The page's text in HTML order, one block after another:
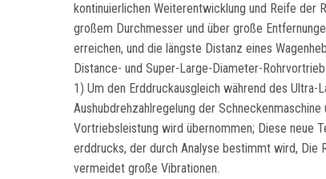
kontinuierlichen Weiterentwicklung und Reife
großem Durchmesser und über große
erreichen, und die längste Distanz eines
Distance- und Super-Large-Diameter-
1) Um den Erddruckausgleich während des
Aushubdrehzahlregelung der
Vortriebsleistung wird übernommen; Diese neue
erddrucks, der durch Analyse bestimmt wird, Die
vermeidet große Vibrationen.